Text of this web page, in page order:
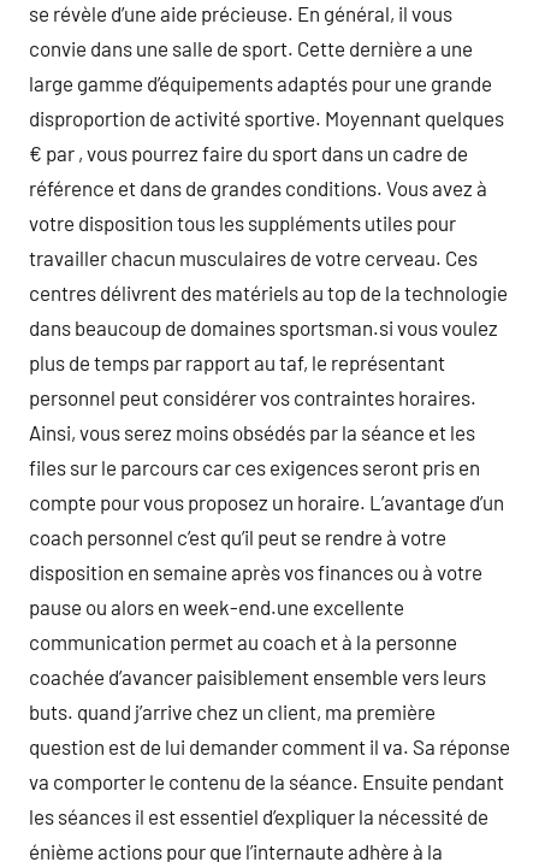
se révèle d’une aide précieuse. En général, il vous
convie dans une salle de sport. Cette dernière a une
large gamme d’équipements adaptés pour une grande
disproportion de activité sportive. Moyennant quelques
€ par , vous pourrez faire du sport dans un cadre de
référence et dans de grandes conditions. Vous avez à
votre disposition tous les suppléments utiles pour
travailler chacun musculaires de votre cerveau. Ces
centres délivrent des matériels au top de la technologie
dans beaucoup de domaines sportsman.si vous voulez
plus de temps par rapport au taf, le représentant
personnel peut considérer vos contraintes horaires.
Ainsi, vous serez moins obsédés par la séance et les
files sur le parcours car ces exigences seront pris en
compte pour vous proposez un horaire. L’avantage d’un
coach personnel c’est qu’il peut se rendre à votre
disposition en semaine après vos finances ou à votre
pause ou alors en week-end.une excellente
communication permet au coach et à la personne
coachée d’avancer paisiblement ensemble vers leurs
buts. quand j’arrive chez un client, ma première
question est de lui demander comment il va. Sa réponse
va comporter le contenu de la séance. Ensuite pendant
les séances il est essentiel d’expliquer la nécessité de
énième actions pour que l’internaute adhère à la